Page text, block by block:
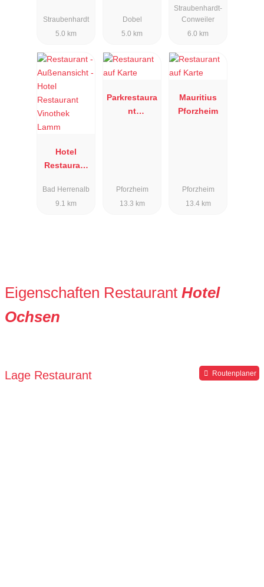
Straubenhardt
5.0 km
Dobel
5.0 km
Straubenhardt-
Conweiler
6.0 km
Hotel
Restaurant
Lamm
Bad Herrenalb
9.1 km
Parkrestaura
nt
Pforzheim
13.3 km
Mauritius
Pforzheim
Pforzheim
13.4 km
Eigenschaften Restaurant Hotel
Ochsen
Lage Restaurant Routenplaner